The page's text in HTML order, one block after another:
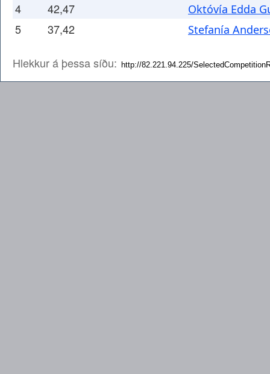
4 42,47 Októvía Edda
5 37,42 Stefanía
Hlekkur á þessa síðu: